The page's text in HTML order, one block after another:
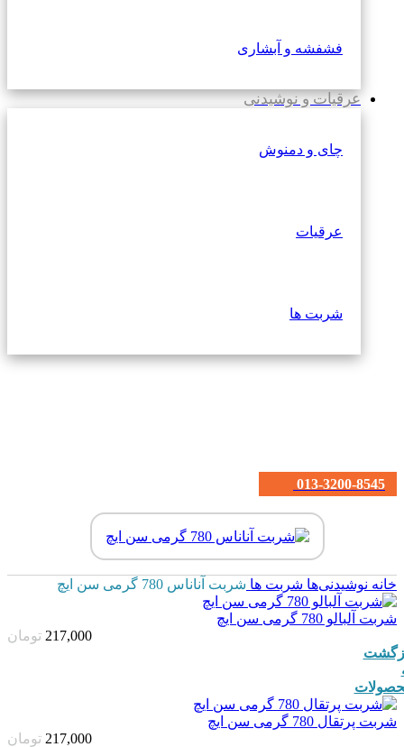
فشفشه و آبشاری
عرقیات و نوشیدنی
چای و دمنوش
عرقیات
شربت ها
013-3200-8545
خانه نوشیدنی‌ها شربت ها شربت آناناس 780 گرمی سن ایچ
شربت آلبالو 780 گرمی سن ایچ
217,000 تومان
شربت پرتقال 780 گرمی سن ایچ
217,000 تومان